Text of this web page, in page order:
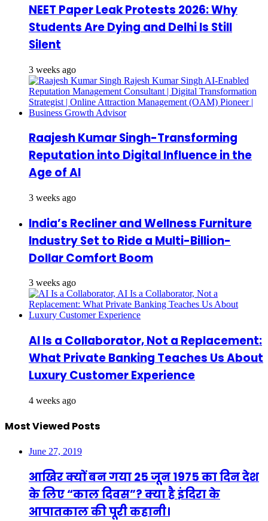
NEET Paper Leak Protests 2026: Why
Students Are Dying and Delhi Is Still
Silent
3 weeks ago
Raajesh Kumar Singh-Transforming
Reputation into Digital Influence in the
Age of AI
3 weeks ago
India’s Recliner and Wellness Furniture
Industry Set to Ride a Multi-Billion-
Dollar Comfort Boom
3 weeks ago
AI Is a Collaborator, Not a Replacement:
What Private Banking Teaches Us About
Luxury Customer Experience
4 weeks ago
Most Viewed Posts
June 27, 2019
आखिर क्यों बन गया 25 जून 1975 का दिन देश
के लिए “काल दिवस”? क्या है इंदिरा के
आपातकाल की पूरी कहानी।